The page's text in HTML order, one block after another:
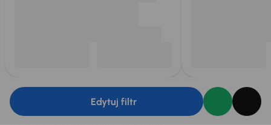
Edytuj filtr